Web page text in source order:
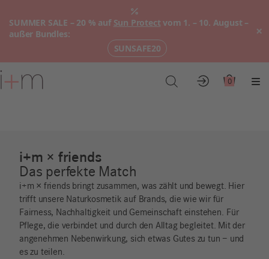
SUMMER SALE – 20 % auf Sun Protect vom 1. – 10. August –
außer Bundles:
SUNSAFE20
×
Zum
Hauptinhalt
Konto 0
i+m × friends
Das perfekte Match
i+m × friends bringt zusammen, was zählt und bewegt. Hier
trifft unsere Naturkosmetik auf Brands, die wie wir für
Fairness, Nachhaltigkeit und Gemeinschaft einstehen. Für
Pflege, die verbindet und durch den Alltag begleitet. Mit der
angenehmen Nebenwirkung, sich etwas Gutes zu tun – und
es zu teilen.